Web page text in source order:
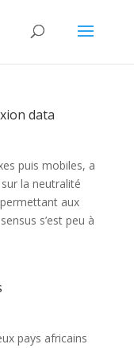
data
puis mobiles, a
la neutralité
aux
s’est peu à
pays africains